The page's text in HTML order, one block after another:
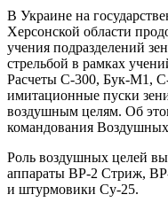
В Украине на
Херсонской области
учения подразделений
стрельбой в рамках
Расчеты С-300, Бук-М1,
имитационные пуски
воздушным целям. Об
командования
Роль воздушных целей
аппараты ВР-2 Стриж,
и штурмовики Су-25.